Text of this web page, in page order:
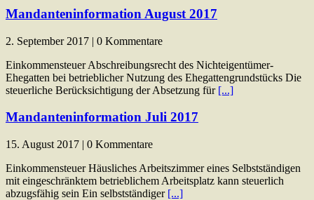
Mandanteninformation August 2017
2. September 2017 | 0 Kommentare
Einkommensteuer Abschreibungsrecht des Nichteigentümer-
Ehegatten bei betrieblicher Nutzung des Ehegattengrundstücks Die
steuerliche Berücksichtigung der Absetzung für [...]
Mandanteninformation Juli 2017
15. August 2017 | 0 Kommentare
Einkommensteuer Häusliches Arbeitszimmer eines Selbstständigen
mit eingeschränktem betrieblichem Arbeitsplatz kann steuerlich
abzugsfähig sein Ein selbstständiger [...]